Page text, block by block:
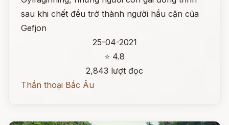
sau khi chết đều trở thành người hầu cận của
Gefjon
25-04-2021
⭐ 4.8
2,843 lượt đọc
Thần thoại Bắc Âu